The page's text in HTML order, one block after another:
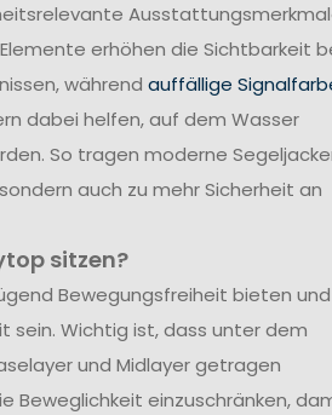
erhöhen die Sichtbarkeit
während auffällige
dabei helfen, auf dem Wasser
So tragen moderne
auch zu mehr Sicherheit an
sitzen?
Bewegungsfreiheit bieten und
sein. Wichtig ist, dass unter dem
und Midlayer getragen
Beweglichkeit einzuschränken,